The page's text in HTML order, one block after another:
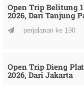
Open Trip Belitung
2026, Dari Tanjung
perjalanan ke 190
Open Trip Dieng
2026, Dari Jakarta